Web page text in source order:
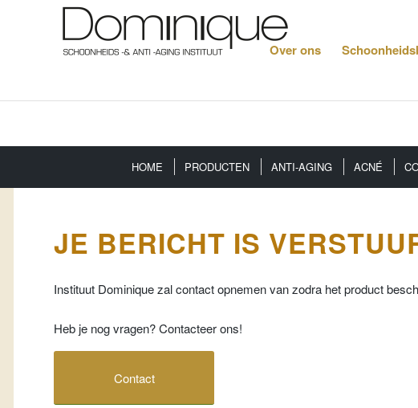
Over ons
HOME PRODUCTEN ANTI-AGING ACNÉ
JE BERICHT IS
Instituut Dominique zal contact opnemen van zodra het product
Heb je nog vragen? Contacteer ons!
Contact